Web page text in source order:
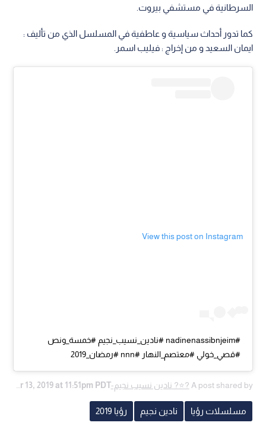
السرطانية في مستشفي بيروت.
كما تدور أحداث سياسية و عاطفية في المسلسل الذي من تأليف :
ايمان السعيد و من إخراج : فيليب اسمر.
View this post on Instagram
#nadinenassibnjeim #نادين_نسيب_نجيم #خمسة_ونص
#قصي_خولي #معتصم_النهار #nnn #رمضان_2019
A post shared by ?⭐️? نادين نسيب نجيم-NNNApr 13, 2019 at 11:51pm PDT
مسلسلات رؤيا نادين نجيم رؤيا 2019